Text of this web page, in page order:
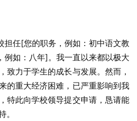
担任[您的职务，例如：初中语文教
例如：八年]。我一直以来都以极大
致力于学生的成长与发展。然而，
的重大经济困难，已严重影响到我
特此向学校领导提交申请，恳请能
。